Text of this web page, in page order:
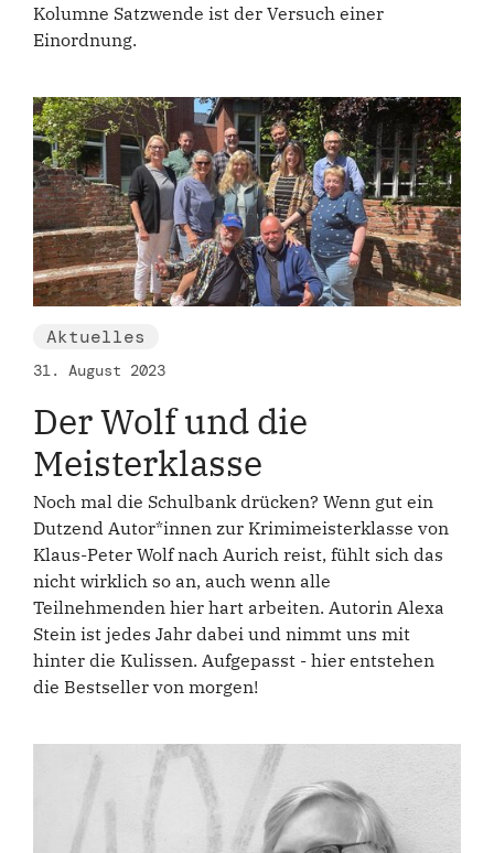
Kolumne Satzwende ist der Versuch einer
Einordnung.
Aktuelles
31. August 2023
Der Wolf und die
Meisterklasse
Noch mal die Schulbank drücken? Wenn gut ein
Dutzend Autor*innen zur Krimimeisterklasse von
Klaus-Peter Wolf nach Aurich reist, fühlt sich das
nicht wirklich so an, auch wenn alle
Teilnehmenden hier hart arbeiten. Autorin Alexa
Stein ist jedes Jahr dabei und nimmt uns mit
hinter die Kulissen. Aufgepasst - hier entstehen
die Bestseller von morgen!